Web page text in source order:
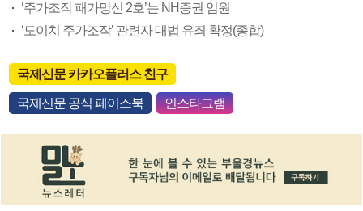
‘주가조작 패가망신 2호’는 NH증권 임원
‘도이치 주가조작’ 관련자 대법 유죄 확정(종합)
국제신문 카카오플러스 친구
국제신문 공식 페이스북 인스타그램